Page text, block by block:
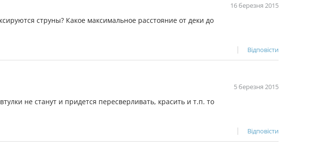
16 березня 2015
струны? Какое максимальное расстояние от деки до
Відповісти
5 березня 2015
не станут и придется пересверливать, красить и т.п. то
Відповісти